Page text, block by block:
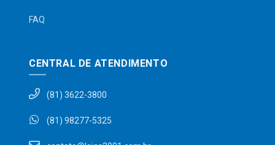
FAQ
CENTRAL DE ATENDIMENTO
(81) 3622-3800
(81) 98277-5325